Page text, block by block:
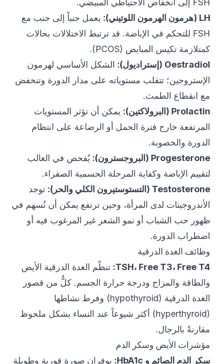
FSH إلى انخفاض الاحتياطي المبيضي.
LH (هرمون الهرمون اللوتيني):
يعمل جنباً إلى جنب مع
FSH للتحكم في الإباضة. قد ترتبط الاختلالات بحالات
كمتلازمة تكيس المبايض (PCOS).
Oestradiol (إستراديول):
الشكل الأساسي لهرمون
الإستروجين؛ تتقلب مستوياته على مدار الدورة وتنخفض
مع انقطاع الطمث.
Prolactin (البرولاكتين):
يمكن أن تؤثر المستويات
المرتفعة خارج فترة الحمل أو الرضاعة على انتظام
الدورة والخصوبة.
Progesterone (البروجسترون):
يُفحص في الغالب
لتقييم الإباضة وكفاية المرحلة الجسمية الصفراء.
Testosterone (التستوستيرون الكلي والحر):
توجد
الأندروجينات لدى المرأة، وحين ترتفع يمكن أن تُسهم في
ظهور حب الشباب أو نمو الشعر غير المرغوب فيه أو
اضطراب الدورة.
وظائف الغدة الدرقية
TSH، Free T3، Free T4: تنظّم الغدة الدرقية الأيض
والطاقة والمزاج ودرجة حرارة الجسم. كلٌّ من قصور
الغدة الدرقية (hypothyroid) وفرط نشاطها
(hyperthyroid) أكثر شيوعاً عند النساء بشكل ملحوظ
مقارنةً بالرجال.
مؤشرات الأيض وسكر الدم
سكر الدم الصائم و HbA1c: يوفران صورة فورية وطويلة